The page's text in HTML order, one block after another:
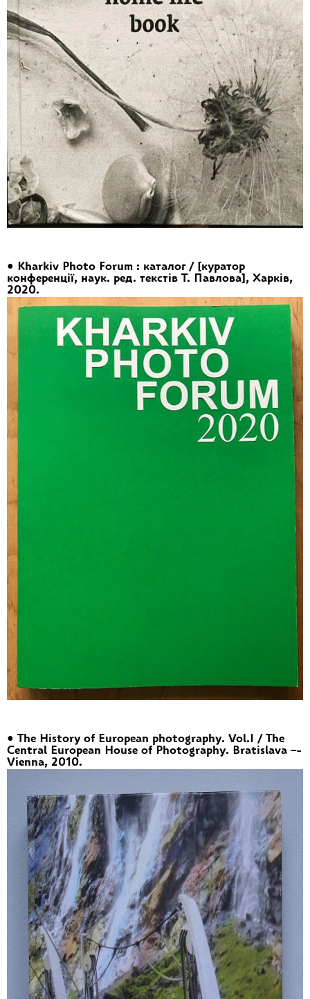
• Kharkiv Photo Forum : каталог / [куратор
конференції, наук. ред. текстів Т. Павлова], Харків,
2020.
• The History of European photography. Vol.I / The
Central European House of Photography. Bratislava –-
Vienna, 2010.